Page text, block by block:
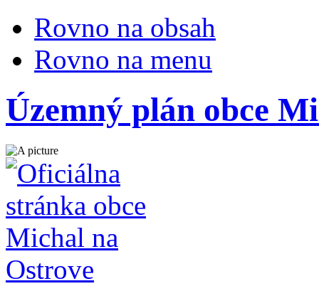
Rovno na obsah
Rovno na menu
Územný plán obce